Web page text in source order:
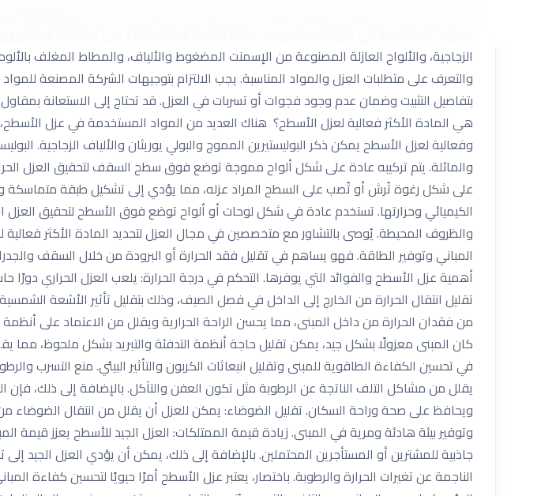
الزجاجية، والألواح العازلة المصنوعة من الإسمنت المضغوط والألياف، والمطاط المغلف
والتعرف على متطلبات العزل والمواد المناسبة. يجب الالتزام بتوجيهات الشركة المصنعة
بتفاصيل التثبيت وضمان عدم وجود فجوات أو تسربات في العزل. قد تحتاج إلى الاستعانة
هي المادة الأكثر فعالية لعزل الأسطح؟ هناك العديد من المواد المستخدمة في عزل
وفعالية لعزل الأسطح يمكن ذكر البوليستيرين المموج والبولي يوريثان والألياف الزجاجية.
والمائلة. يتم تركيبه عادة على شكل ألواح مموجة توضع فوق سطح السقف لتحقيق العزل
على شكل رغوة تُرش أو تُصب على السطح المراد عزله، مما يؤدي إلى تشكيل طبقة متماسكة
الكيميائي وحرارتها. تستخدم عادة في شكل لوحات أو ألواح توضع فوق الأسطح لتحقيق العزل
والظروف المحيطة. يُوصى بالتشاور مع متخصصين في مجال العزل لتحديد المادة الأكثر فعالية
المباني وتوفير الطاقة. فهو يساهم في تقليل فقد الحرارة أو البرودة من خلال السقف
أهمية عزل الأسطح والفوائد التي يوفرها. التحكم في درجة الحرارة: يلعب العزل الحراري
تقليل انتقال الحرارة من الخارج إلى الداخل في فصل الصيف، وذلك بتقليل تأثير الأشعة
من فقدان الحرارة من داخل المبنى، مما يحسن الراحة الحرارية ويقلل من الاعتماد على
كان المبنى معزولًا بشكل جيد، يمكن تقليل حاجة أنظمة التدفئة والتبريد بشكل ملحوظ، مما
في تحسين الكفاءة الطاقوية للمبنى وتقليل انبعاثات الكربون والتأثير البيئي. منع التسرب
يقلل من مشاكل التلف الناتجة عن الرطوبة مثل تكون العفن والتآكل. بالإضافة إلى ذلك،
ويحافظ على صحة وراحة السكان. تقليل الضوضاء: يمكن للعزل أن يقلل من انتقال الضوضاء
وتوفير بيئة هادئة ومرية في المبنى. زيادة قيمة الممتلكات: العزل الجيد للأسطح يعزز قيمة
جاذبية للمشترين أو المستأجرين المحتملين. بالإضافة إلى ذلك، يمكن أن يؤدي العزل الجيد
الناجمة عن تغيرات الحرارة والرطوبة. باختصار، يعتبر عزل الأسطح أمرًا حيويًا لتحسين كفاءة